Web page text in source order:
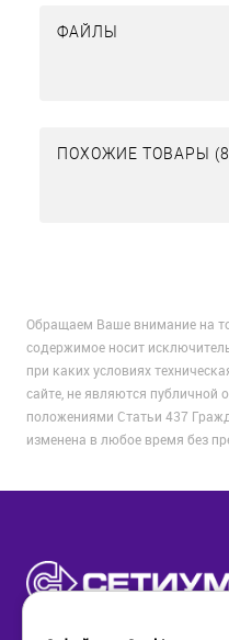
ФАЙЛЫ
ПОХОЖИЕ ТОВАРЫ
Обращаем Ваше внимание на
содержимое носит
при каких условиях
сайте, не являются публичной
положениями Статьи 437
изменена в любое время без